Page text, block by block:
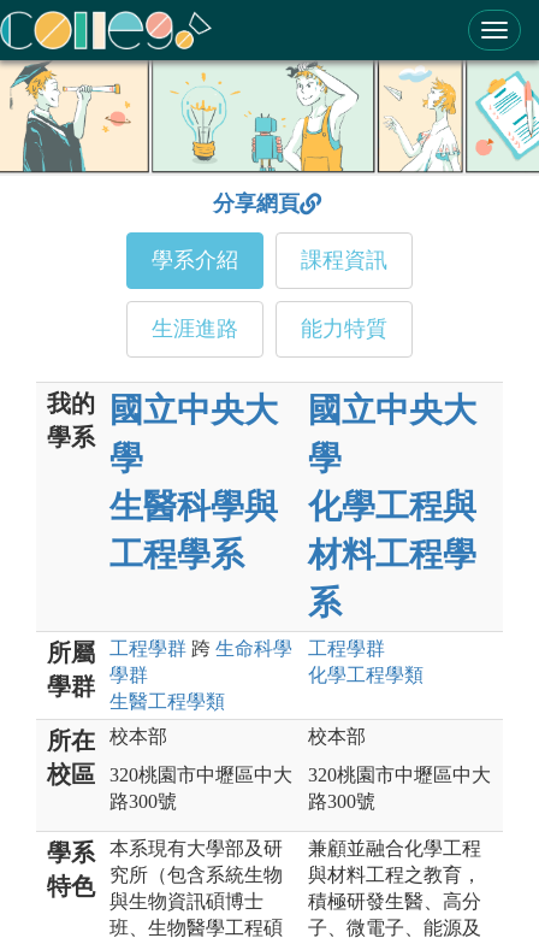
ColleGo! 大學選才與高中育才輔助系統
分享網頁
學系介紹 課程資訊
生涯進路 能力特質
我的
學系
國立中央大
學
生醫科學與
工程學系
國立中央大
學
化學工程與
材料工程學
系
所屬
學群
工程學群 跨 生命科學
學群
生醫工程學類
工程學群
化學工程學類
所在
校區
校本部
320桃園市中壢區中大
路300號
校本部
320桃園市中壢區中大
路300號
學系
特色
本系現有大學部及研
究所（包含系統生物
與生物資訊碩博士
班、生物醫學工程碩
兼顧並融合化學工程
與材料工程之教育，
積極研發生醫、高分
子、微電子、能源及